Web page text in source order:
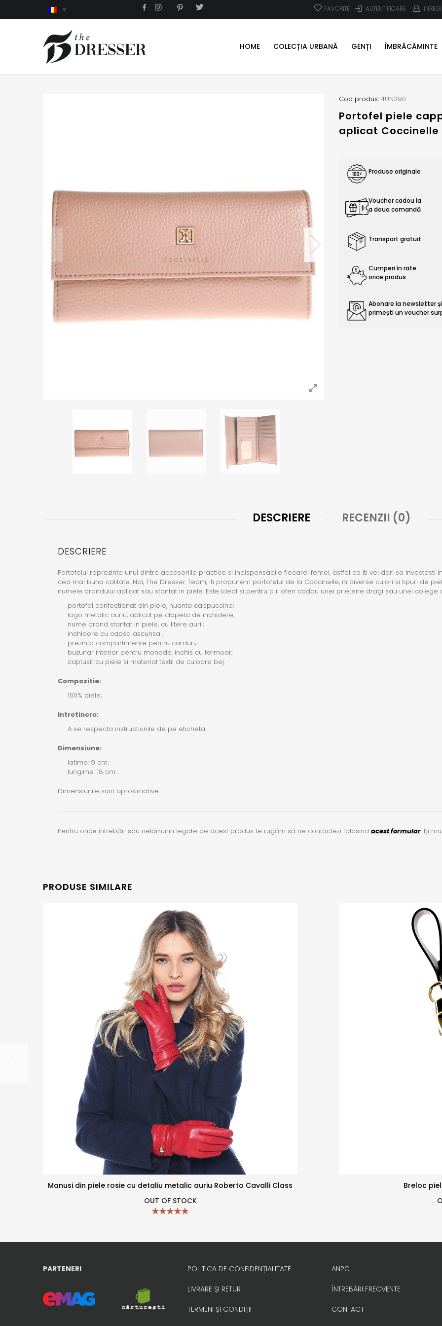
AUTENTIFICARE
FAVORITE
HOME COLECȚIA URBANĂ GENȚI ÎMBRĂCĂMINTE
Cod produs: 4UN390
Portofel piele
aplicat Coccinelle
Produse originale
Voucher cadou la
a doua comandă
Transport gratuit
Cumperi în rate
orice produs
Abonare la newsletter și
primești un voucher
DESCRIERE
DESCRIERE
Portofelul reprezinta unul dintre accesoriile practice si indispensabile fiecarei femei, astfel ca iti vei dori sa
cea mai buna calitate. Noi, The Dresser Team, iti propunem portofelul de la Coccinelle, in diverse culori si tipuri de
numele brandului aplicat sau stantat in piele. Este ideal si pentru a il oferi cadou unei prietene dragi sau unei colege
portofel confectionat din piele, nuanta cappuccino;
logo metalic auriu, aplicat pe clapeta de inchidere;
nume brand stantat in piele, cu litere aurii;
inchidere cu capsa ascunsa ;
prezinta compartimente pentru carduri;
buzunar interior pentru monede, inchis cu fermoar;
captusit cu piele si material textil de culoare bej.
Compozitie:
100% piele;
Intretinere:
A se respecta instructiunile de pe eticheta.
Dimensiune:
latime: 9 cm;
lungime: 18 cm.
Dimensiunile sunt aproximative.
Pentru orice întrebări sau nelămuriri legate de acest produs te rugăm să ne contactezi folosind acest formular. Îți
RECENZII (0)
PRODUSE SIMILARE
Manusi din piele rosie cu detaliu metalic auriu Roberto Cavalli Class
OUT OF STOCK
Breloc
PARTENERI POLITICA DE CONFIDENȚIALITATE
LIVRARE ȘI RETUR
TERMENI ȘI CONDIȚII
ANPC
ÎNTREBĂRI FRECVENTE
CONTACT